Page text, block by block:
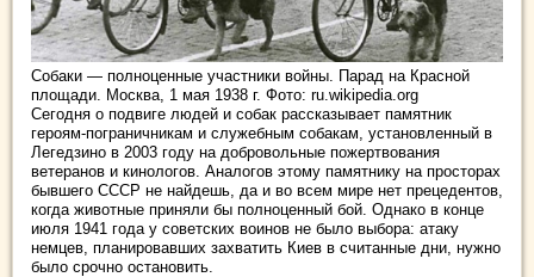
Собаки — полноценные участники войны. Парад на Красной
площади. Москва, 1 мая 1938 г. Фото: ru.wikipedia.org
Сегодня о подвиге людей и собак рассказывает памятник
героям-пограничникам и служебным собакам, установленный в
Легедзино в 2003 году на добровольные пожертвования
ветеранов и кинологов. Аналогов этому памятнику на просторах
бывшего СССР не найдешь, да и во всем мире нет прецедентов,
когда животные приняли бы полноценный бой. Однако в конце
июля 1941 года у советских воинов не было выбора: атаку
немцев, планировавших захватить Киев в считанные дни, нужно
было срочно остановить.